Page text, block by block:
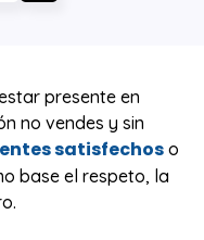
presente en
no vendes y sin
satisfechos o
base el respeto, la